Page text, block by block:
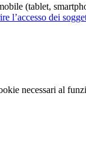
(tablet,
l’accesso dei
necessari al